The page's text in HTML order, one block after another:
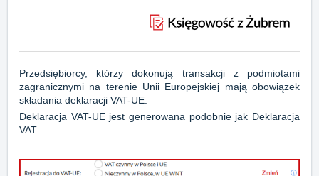
Przedsiębiorcy, którzy dokonują transakcji z podmiotami
zagranicznymi na terenie Unii Europejskiej mają obowiązek
składania deklaracji VAT-UE.
Deklaracja VAT-UE jest generowana podobnie jak Deklaracja
VAT.